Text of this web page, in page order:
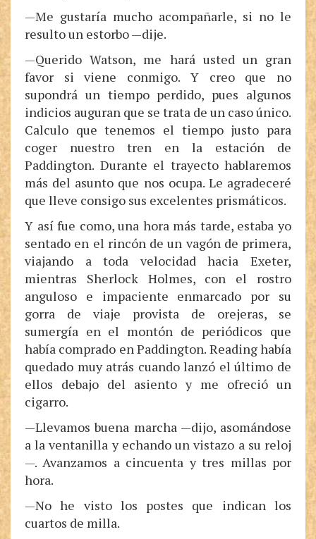
—Me gustaría mucho acompañarle, si no le
resulto un estorbo —dije.
—Querido Watson, me hará usted un gran
favor si viene conmigo. Y creo que no
supondrá un tiempo perdido, pues algunos
indicios auguran que se trata de un caso único.
Calculo que tenemos el tiempo justo para
coger nuestro tren en la estación de
Paddington. Durante el trayecto hablaremos
más del asunto que nos ocupa. Le agradeceré
que lleve consigo sus excelentes prismáticos.
Y así fue como, una hora más tarde, estaba yo
sentado en el rincón de un vagón de primera,
viajando a toda velocidad hacia Exeter,
mientras Sherlock Holmes, con el rostro
anguloso e impaciente enmarcado por su
gorra de viaje provista de orejeras, se
sumergía en el montón de periódicos que
había comprado en Paddington. Reading había
quedado muy atrás cuando lanzó el último de
ellos debajo del asiento y me ofreció un
cigarro.
—Llevamos buena marcha —dijo, asomándose
a la ventanilla y echando un vistazo a su reloj
—. Avanzamos a cincuenta y tres millas por
hora.
—No he visto los postes que indican los
cuartos de milla.